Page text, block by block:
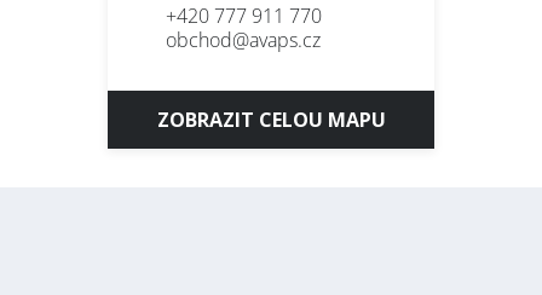
+420 777 911 770
obchod@avaps.cz
ZOBRAZIT CELOU MAPU
Přihlásit se k odběru novinek / Subscribe to news